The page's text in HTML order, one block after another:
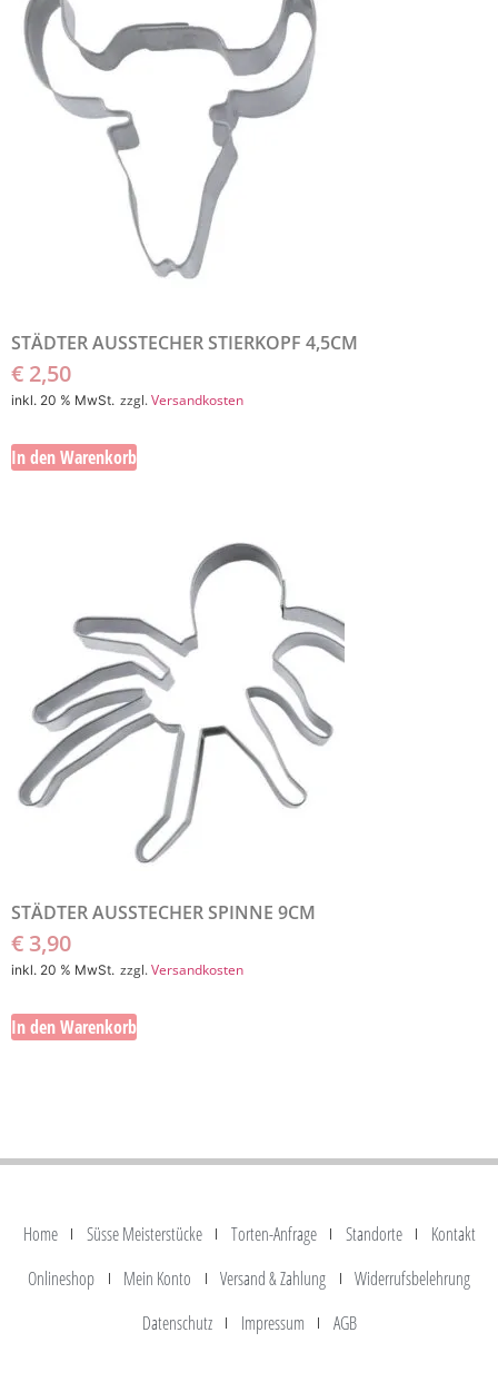
STÄDTER AUSSTECHER STIERKOPF 4,5CM
€ 2,50
inkl. 20 % MwSt. zzgl.Versandkosten
In den Warenkorb
STÄDTER AUSSTECHER SPINNE 9CM
€ 3,90
inkl. 20 % MwSt. zzgl.Versandkosten
In den Warenkorb
Home Süsse Meisterstücke Torten-Anfrage Standorte
Kontakt
Onlineshop
Mein Konto Versand & Zahlung
Widerrufsbelehrung
Datenschutz
Impressum AGB